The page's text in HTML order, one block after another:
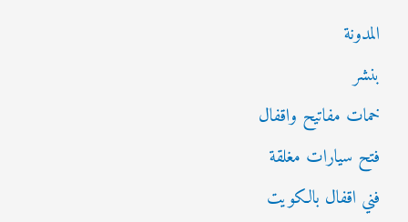
المدونة
بنشر
خمات مفاتيح واقفال
فتح سيارات مغلقة
فني اقفال بالكويت